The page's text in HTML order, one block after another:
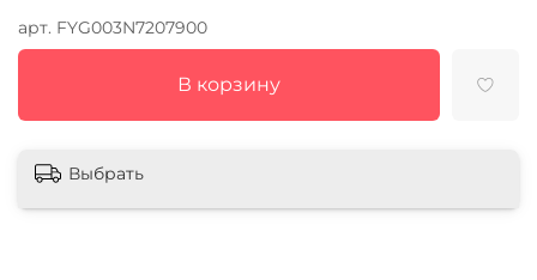
арт. FYG003N7207900
В корзину
Выбрать